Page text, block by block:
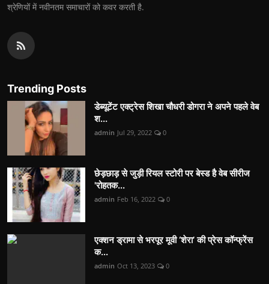
श्रेणियों में नवीनतम समाचारों को कवर करती है.
Trending Posts
डेब्यूटेंट एक्ट्रेस शिखा चौधरी डोगरा ने अपने पहले वेब
श...
admin Jul 29, 2022 0
छेड़छाड़ से जुड़ी रियल स्टोरी पर बेस्ड है वेब सीरीज
'रोहतक...
admin Feb 16, 2022 0
एक्शन ड्रामा से भरपूर मूवी ‘शेरा’ की प्रेस कॉन्फ्रेंस
क...
admin Oct 13, 2023 0